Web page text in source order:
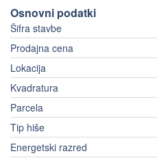
Osnovni podatki
Šifra stavbe
Prodajna cena
Lokacija
Kvadratura
Parcela
Tip hiše
Energetski razred